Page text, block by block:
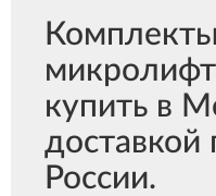
купить в
доставкой
России.